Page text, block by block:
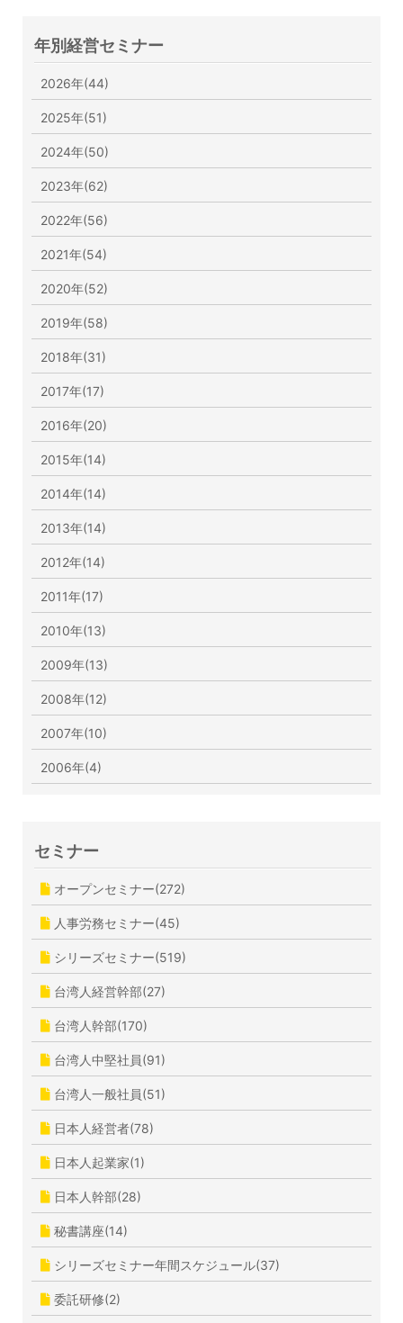
年別経営セミナー
2026年(44)
2025年(51)
2024年(50)
2023年(62)
2022年(56)
2021年(54)
2020年(52)
2019年(58)
2018年(31)
2017年(17)
2016年(20)
2015年(14)
2014年(14)
2013年(14)
2012年(14)
2011年(17)
2010年(13)
2009年(13)
2008年(12)
2007年(10)
2006年(4)
セミナー
オープンセミナー(272)
人事労務セミナー(45)
シリーズセミナー(519)
台湾人経営幹部(27)
台湾人幹部(170)
台湾人中堅社員(91)
台湾人一般社員(51)
日本人経営者(78)
日本人起業家(1)
日本人幹部(28)
秘書講座(14)
シリーズセミナー年間スケジュール(37)
委託研修(2)